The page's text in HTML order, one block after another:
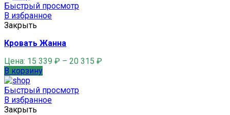
Быстрый просмотр
В избранное
Закрыть
Кровать Жанна
Цена: 15 339 ₽ – 20 315 ₽
В корзину
Быстрый просмотр
В избранное
Закрыть